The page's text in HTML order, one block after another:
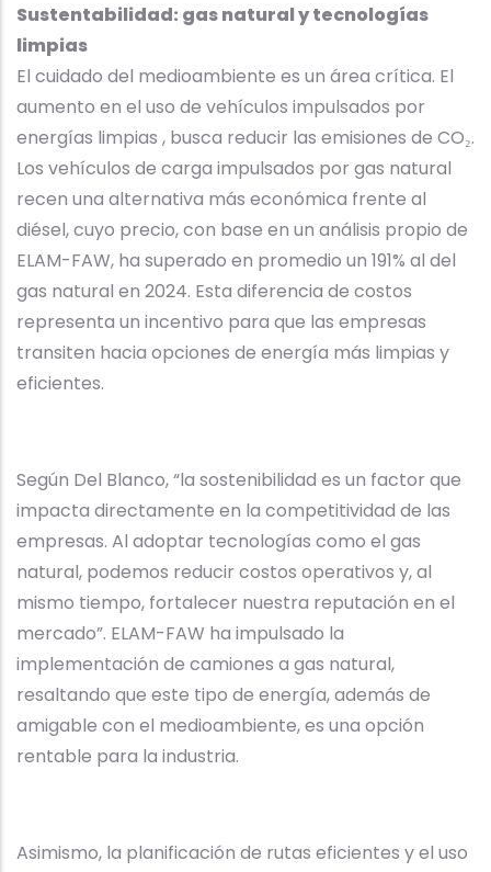
Sustentabilidad: gas natural y tecnologías
limpias
El cuidado del medioambiente es un área crítica. El
aumento en el uso de vehículos impulsados por
energías limpias , busca reducir las emisiones de CO₂.
Los vehículos de carga impulsados por gas natural
recen una alternativa más económica frente al
diésel, cuyo precio, con base en un análisis propio de
ELAM-FAW, ha superado en promedio un 191% al del
gas natural en 2024. Esta diferencia de costos
representa un incentivo para que las empresas
transiten hacia opciones de energía más limpias y
eficientes.
Según Del Blanco, “la sostenibilidad es un factor que
impacta directamente en la competitividad de las
empresas. Al adoptar tecnologías como el gas
natural, podemos reducir costos operativos y, al
mismo tiempo, fortalecer nuestra reputación en el
mercado”. ELAM-FAW ha impulsado la
implementación de camiones a gas natural,
resaltando que este tipo de energía, además de
amigable con el medioambiente, es una opción
rentable para la industria.
Asimismo, la planificación de rutas eficientes y el uso